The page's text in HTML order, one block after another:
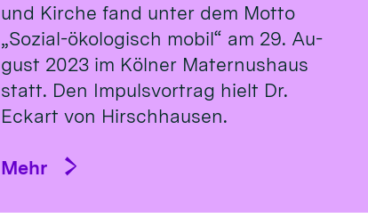
und Kirche fand un­ter dem Mot­to
„So­zial-öko­logisch mo­bil“ am 29. Au­
gust 2023 im Köl­ner Ma­ternus­haus
statt. Den Impulsvortrag hielt Dr.
Eckart von Hirsch­hausen.
Mehr